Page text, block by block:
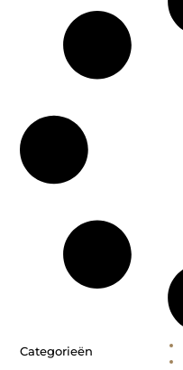
Categorieën